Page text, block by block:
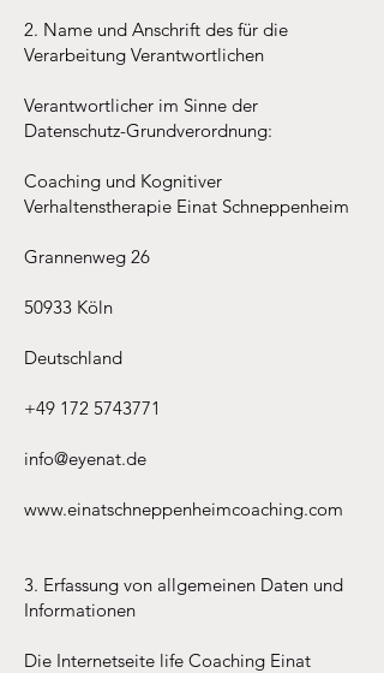
2. Name und Anschrift des für die
Verarbeitung Verantwortlichen
Verantwortlicher im Sinne der
Datenschutz-Grundverordnung:
Coaching und Kognitiver
Verhaltenstherapie Einat Schneppenheim
Grannenweg 26
50933 Köln
Deutschland
+49 172 5743771
info@eyenat.de
www.einatschneppenheimcoaching.com
3. Erfassung von allgemeinen Daten und
Informationen
Die Internetseite life Coaching Einat